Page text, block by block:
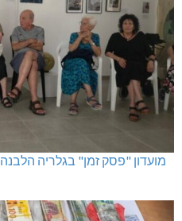
מועדון "פסק זמן" בגלריה הלבנה